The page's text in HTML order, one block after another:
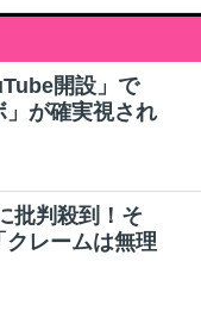
開設」で
」が確実視され
批判殺到！そ
レームは無理